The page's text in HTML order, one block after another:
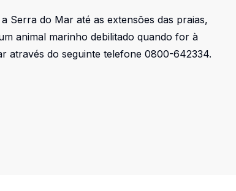
Serra do Mar até as extensões das praias,
animal marinho debilitado quando for à
através do seguinte telefone 0800-642334.